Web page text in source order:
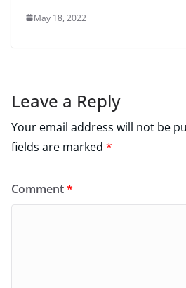
May 18, 2022
Leave a Reply
Your email address will not be
fields are marked *
Comment*